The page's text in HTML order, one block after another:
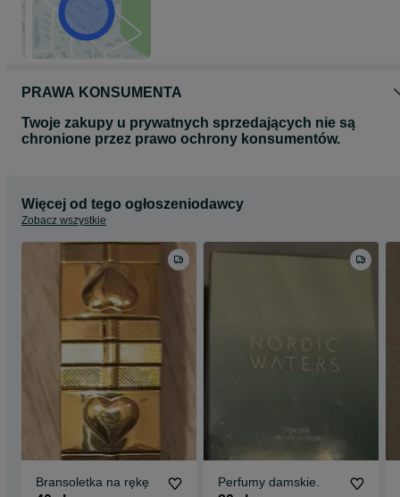
PRAWA KONSUMENTA
Twoje zakupy u prywatnych sprzedających nie są
chronione przez prawo ochrony konsumentów.
Więcej od tego ogłoszeniodawcy
Zobacz wszystkie
Bransoletka na rękę Perfumy damskie.